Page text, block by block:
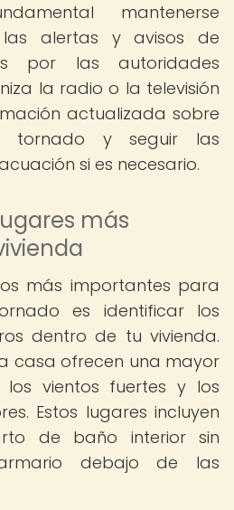
mantenerse
alertas y avisos de
por las autoridades
la radio o la televisión
actualizada sobre
tornado y seguir las
si es necesario.
más
más importantes para
es identificar los
dentro de tu vivienda.
casa ofrecen una mayor
vientos fuertes y los
Estos lugares incluyen
de baño interior sin
debajo de las